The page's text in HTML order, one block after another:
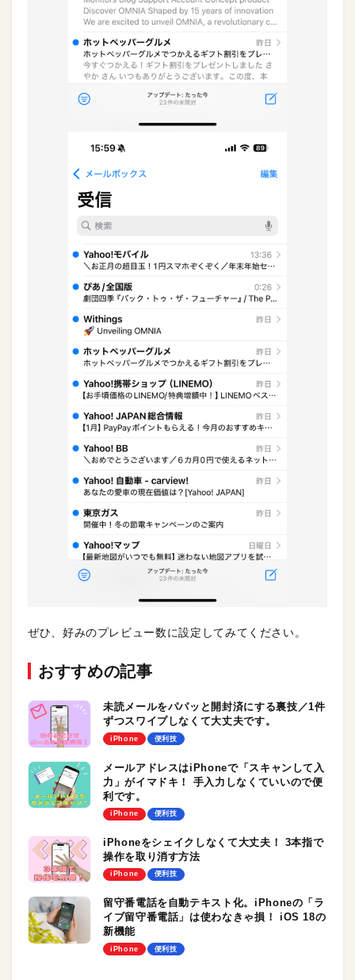
ぜひ、好みのプレビュー数に設定してみてください。
おすすめの記事
未読メールをパパッと開封済にする裏技／1件
ずつスワイプしなくて大丈夫です。
iPhone 便利技
メールアドレスはiPhoneで「スキャンして入
力」がイマドキ！ 手入力しなくていいので便
利です。
iPhone 便利技
iPhoneをシェイクしなくて大丈夫！ 3本指で
操作を取り消す方法
iPhone 便利技
留守番電話を自動テキスト化。iPhoneの「ラ
イブ留守番電話」は使わなきゃ損！ iOS 18の
新機能
iPhone 便利技